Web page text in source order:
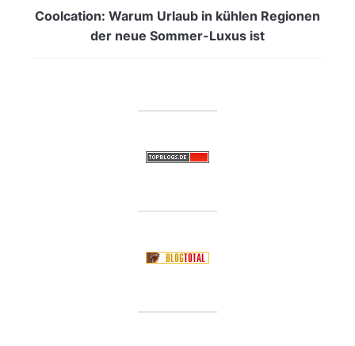
Coolcation: Warum Urlaub in kühlen Regionen
der neue Sommer-Luxus ist